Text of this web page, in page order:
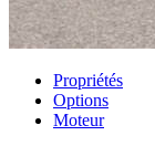
Propriétés
Options
Moteur